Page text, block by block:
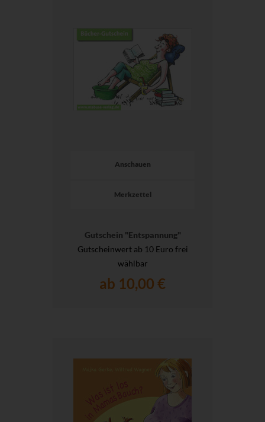
Anschauen
Merkzettel
Gutschein "Entspannung"
Gutscheinwert ab 10 Euro frei
wählbar
ab 10,00 €